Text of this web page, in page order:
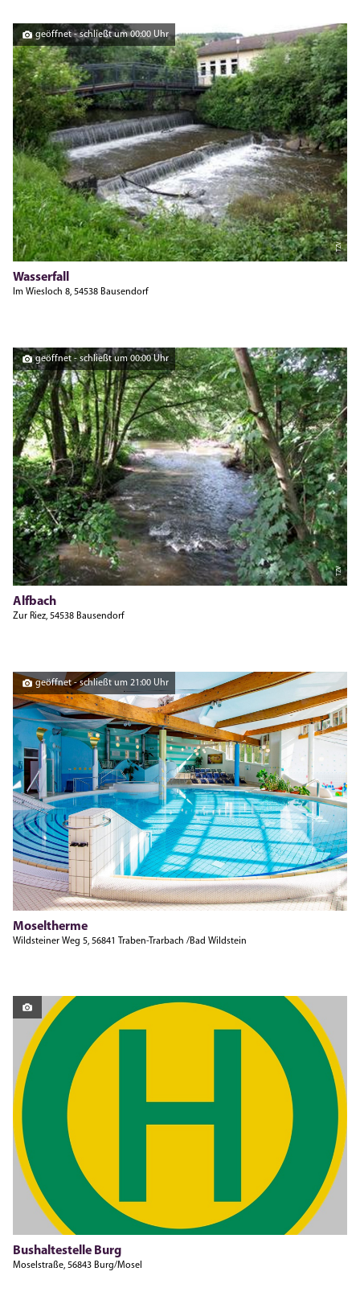
TZV
geöffnet - schließt um 00:00 Uhr
Wasserfall
Im Wiesloch 8, 54538 Bausendorf
TZV
geöffnet - schließt um 00:00 Uhr
Alfbach
Zur Riez, 54538 Bausendorf
Hegemanns
geöffnet - schließt um 21:00 Uhr
Moseltherme
Wildsteiner Weg 5, 56841 Traben-Trarbach /Bad Wildstein
Bushaltestelle Burg
Moselstraße, 56843 Burg/Mosel